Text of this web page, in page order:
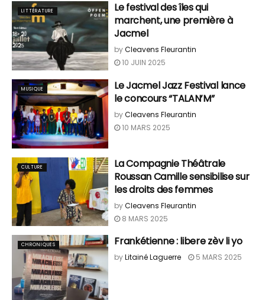
LITTÉRATURE
Le festival des îles qui
marchent, une première à
Jacmel
byCleavens Fleurantin
10 JUIN 2025
MUSIQUE
Le Jacmel Jazz Festival lance
le concours “TALAN’M”
byCleavens Fleurantin
10 MARS 2025
CULTURE
La Compagnie Théâtrale
Roussan Camille sensibilise sur
les droits des femmes
byCleavens Fleurantin
8 MARS 2025
CHRONIQUES Frankétienne : libere zèv li yo
byLitainé Laguerre 5 MARS 2025